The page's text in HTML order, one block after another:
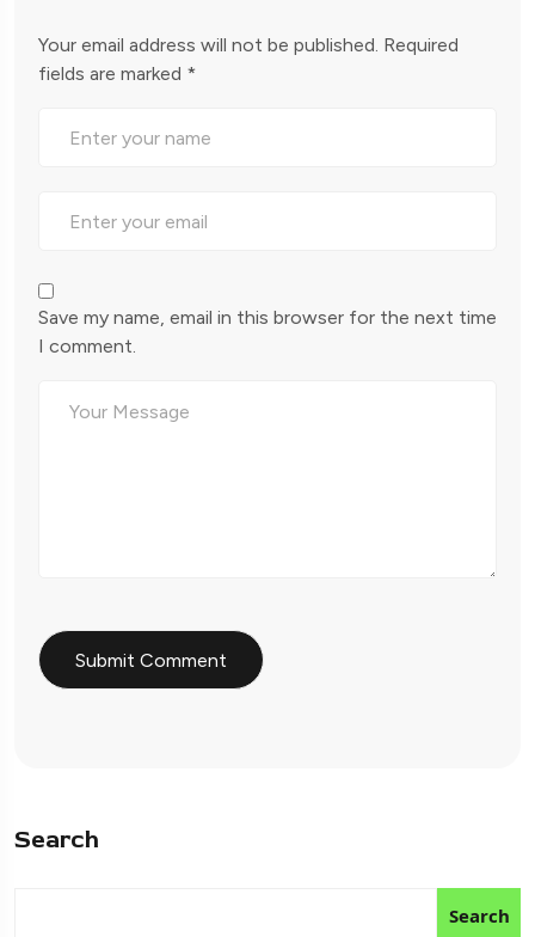
Your email address will not be published. Required
fields are marked *
Save my name, email in this browser for the next time
I comment.
Search
Search